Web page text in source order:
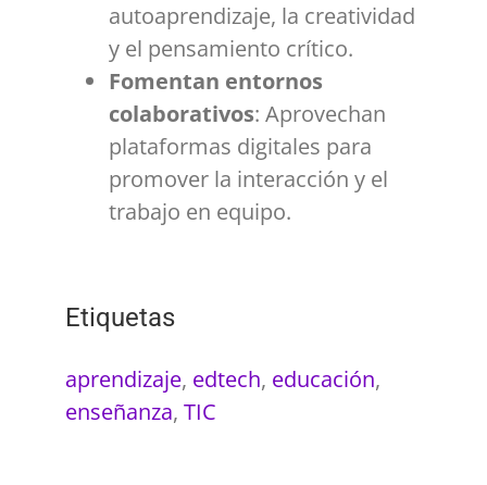
autoaprendizaje, la creatividad
y el pensamiento crítico.
Fomentan entornos
colaborativos: Aprovechan
plataformas digitales para
promover la interacción y el
trabajo en equipo.
Etiquetas
aprendizaje, edtech, educación,
enseñanza, TIC